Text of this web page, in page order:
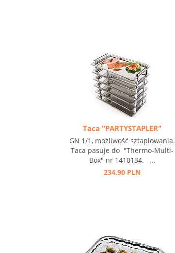
Taca "PARTYSTAPLER"
GN 1/1, możliwość sztaplowania.
Taca pasuje do "Thermo-Multi-
Box" nr 1410134. ...
234,90 PLN